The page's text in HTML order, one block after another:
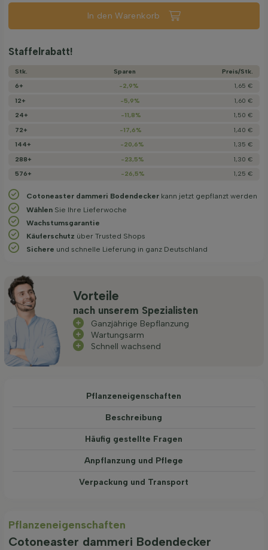
In den Warenkorb
Staffelrabatt!
Stk. Sparen
Preis/­Stk.
6+
-2,9%
1,65 €
12+
-5,9%
1,60 €
24+
-11,8%
1,50 €
72+
-17,6%
1,40 €
144+
-20,6%
1,35 €
288+
-23,5%
1,30 €
576+
-26,5% 1,25 €
Cotoneaster dammeri Bodendecker kann jetzt gepflanzt werden
Wählen Sie Ihre Lieferwoche
Wachstums­garantie
Käuferschutz über Trusted Shops
Sichere und schnelle Lieferung in ganz Deutschland
Vorteile
nach unserem Spezialisten
Ganzjährige Bepflanzung
Wartungsarm
Schnell wachsend
Pflanzeneigenschaften
Beschreibung
Häufig gestellte Fragen
Anpflanzung und Pflege
Verpackung und Transport
Pflanzeneigenschaften
Cotoneaster dammeri Bodendecker